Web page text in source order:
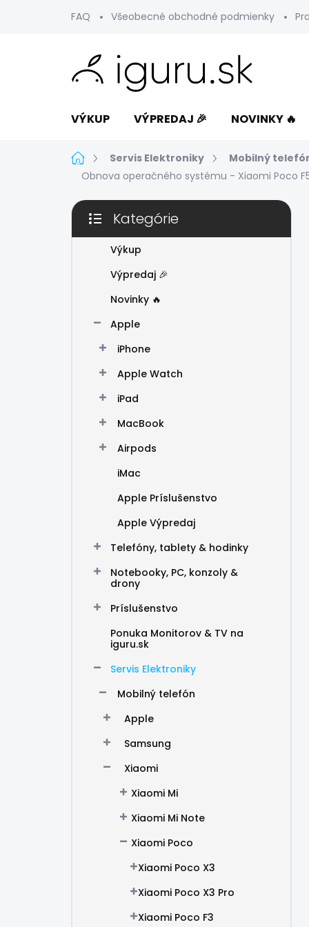
FAQ Všeobecné obchodné podmienky
VÝKUP VÝPREDAJ 🎉 NOVINKY 🔥
DomovServis Elektroniky Mobilný
Obnova operačného systému - Xiaomi Poco
B
č
Preskočiť
kategórie
Kategórie
Výkup
Výpredaj 🎉
Novinky 🔥
Apple
iPhone
Apple Watch
iPad
MacBook
Airpods
iMac
Apple Príslušenstvo
Apple Výpredaj
Telefóny, tablety & hodinky
Notebooky, PC, konzoly &
drony
Príslušenstvo
Ponuka Monitorov & TV na
iguru.sk
Servis Elektroniky
Mobilný telefón
Apple
Samsung
Xiaomi
Xiaomi Mi
Xiaomi Mi Note
Xiaomi Poco
Xiaomi Poco X3
Xiaomi Poco X3 Pro
Xiaomi Poco F3